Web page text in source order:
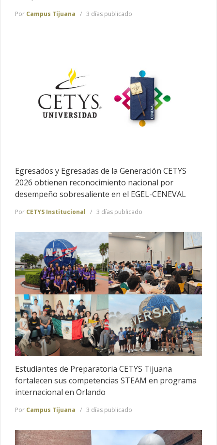
Por Campus Tijuana 3 días publicado
Egresados y Egresadas de la Generación CETYS
2026 obtienen reconocimiento nacional por
desempeño sobresaliente en el EGEL-CENEVAL
Por CETYS Institucional 3 días publicado
Estudiantes de Preparatoria CETYS Tijuana
fortalecen sus competencias STEAM en programa
internacional en Orlando
Por Campus Tijuana 3 días publicado